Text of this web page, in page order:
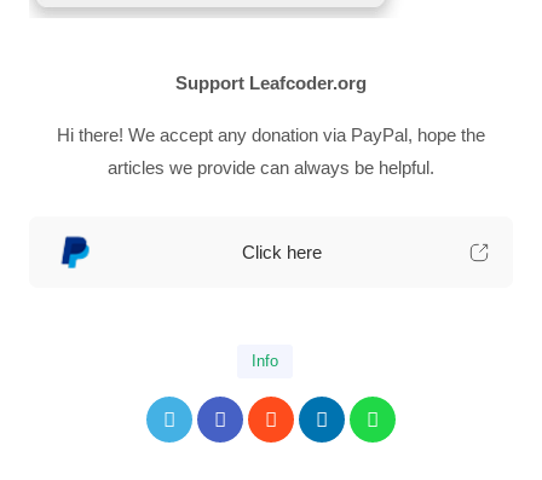
Support Leafcoder.org
Hi there! We accept any donation via PayPal, hope the
articles we provide can always be helpful.
Click here
Info